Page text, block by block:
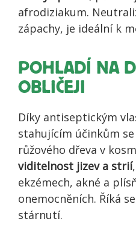
afrodiziakum.
zápachy, je ideální k
POHLADÍ NA
OBLIČEJI
Díky antiseptickým
stahujícím účinkům
růžového dřeva v
viditelnost jizev a strií
ekzémech, akné a
onemocněních. Říká
stárnutí.